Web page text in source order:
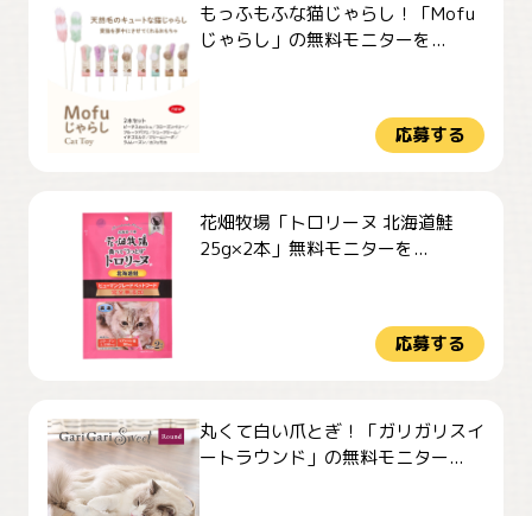
もっふもふな猫じゃらし！「Mofu
じゃらし」の無料モニターを...
応募する
花畑牧場「トロリーヌ 北海道鮭
25g×2本」無料モニターを...
応募する
丸くて白い爪とぎ！「ガリガリスイ
ートラウンド」の無料モニター...